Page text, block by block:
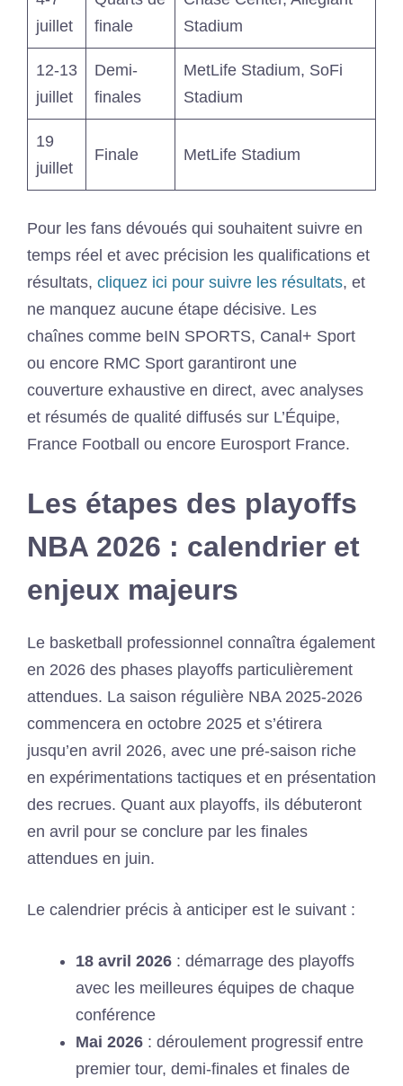
juillet
finale
Stadium
12-13
juillet
Demi-
finales
MetLife Stadium, SoFi
Stadium
19
juillet
Finale MetLife Stadium
Pour les fans dévoués qui souhaitent suivre en
temps réel et avec précision les qualifications et
résultats, cliquez ici pour suivre les résultats, et
ne manquez aucune étape décisive. Les
chaînes comme beIN SPORTS, Canal+ Sport
ou encore RMC Sport garantiront une
couverture exhaustive en direct, avec analyses
et résumés de qualité diffusés sur L’Équipe,
France Football ou encore Eurosport France.
Les étapes des playoffs
NBA 2026 : calendrier et
enjeux majeurs
Le basketball professionnel connaîtra également
en 2026 des phases playoffs particulièrement
attendues. La saison régulière NBA 2025-2026
commencera en octobre 2025 et s’étirera
jusqu’en avril 2026, avec une pré-saison riche
en expérimentations tactiques et en présentation
des recrues. Quant aux playoffs, ils débuteront
en avril pour se conclure par les finales
attendues en juin.
Le calendrier précis à anticiper est le suivant :
18 avril 2026 : démarrage des playoffs
avec les meilleures équipes de chaque
conférence
Mai 2026 : déroulement progressif entre
premier tour, demi-finales et finales de